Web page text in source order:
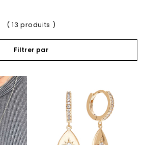
( 13 produits )
Filtrer par